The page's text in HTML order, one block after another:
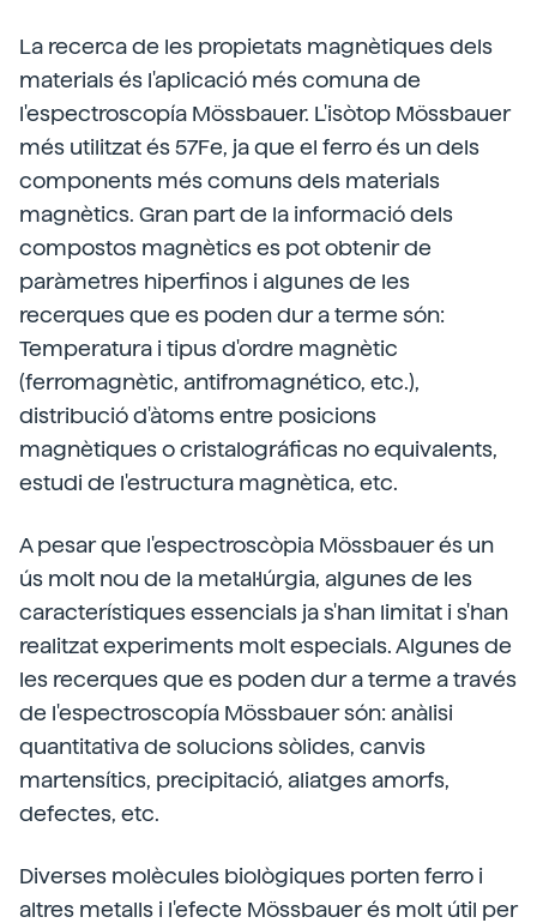
La recerca de les propietats magnètiques dels
materials és l'aplicació més comuna de
l'espectroscopía Mössbauer. L'isòtop Mössbauer
més utilitzat és 57Fe, ja que el ferro és un dels
components més comuns dels materials
magnètics. Gran part de la informació dels
compostos magnètics es pot obtenir de
paràmetres hiperfinos i algunes de les
recerques que es poden dur a terme són:
Temperatura i tipus d'ordre magnètic
(ferromagnètic, antifromagnético, etc.),
distribució d'àtoms entre posicions
magnètiques o cristalográficas no equivalents,
estudi de l'estructura magnètica, etc.
A pesar que l'espectroscòpia Mössbauer és un
ús molt nou de la metal·lúrgia, algunes de les
característiques essencials ja s'han limitat i s'han
realitzat experiments molt especials. Algunes de
les recerques que es poden dur a terme a través
de l'espectroscopía Mössbauer són: anàlisi
quantitativa de solucions sòlides, canvis
martensítics, precipitació, aliatges amorfs,
defectes, etc.
Diverses molècules biològiques porten ferro i
altres metalls i l'efecte Mössbauer és molt útil per